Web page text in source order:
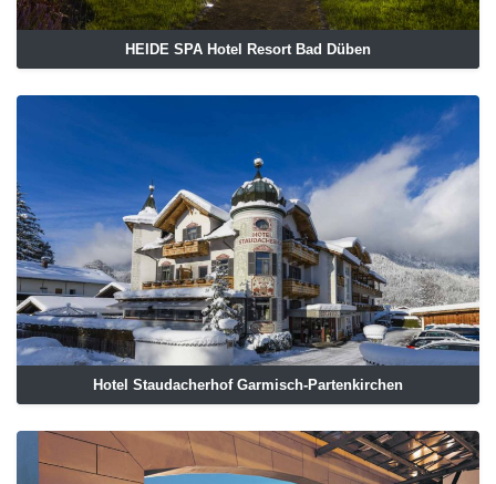
HEIDE SPA Hotel Resort Bad Düben
Hotel Staudacherhof Garmisch-Partenkirchen